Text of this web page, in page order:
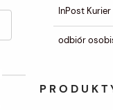
InPost Kurier
odbiór